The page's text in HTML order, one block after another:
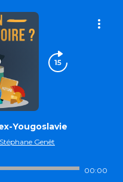
Yougoslavie
Stéphane Genêt
00:00